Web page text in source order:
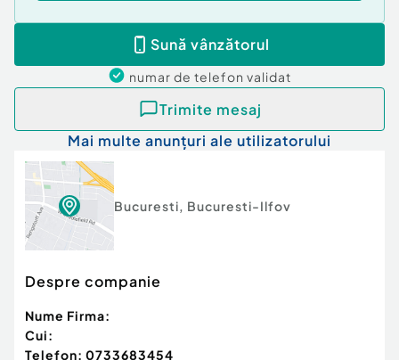
Sună vânzătorul
numar de telefon validat
Trimite mesaj
Mai multe anunțuri ale utilizatorului
Bucuresti, Bucuresti-Ilfov
Despre companie
Nume Firma:
Cui:
Telefon: 0733683454